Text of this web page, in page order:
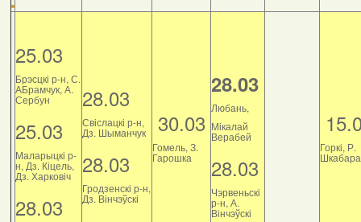
25.03
Брэсцкі р-н, С.
АБрамчук, А.
Сербун
25.03
Маларыцкі р-
н, Дз. Кіцель,
Дз. Харковіч
28.03
28.03
Свіслацкі р-н,
Дз. Шыманчук
28.03
Гродзенскі р-н,
Дз. Вінчэўскі
30.03
Гомель, З.
Гарошка
28.03
Любань,
Мікалай
Верабей
28.03
Чэрвеньскі
р-н, А.
Вінчэўскі
Горкі, Р.
Шкабара